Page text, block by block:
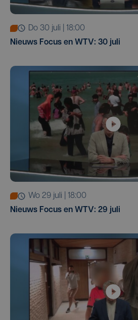
do 30 juli | 18:00
Nieuws Focus en WTV: 30 juli
wo 29 juli | 18:00
Nieuws Focus en WTV: 29 juli